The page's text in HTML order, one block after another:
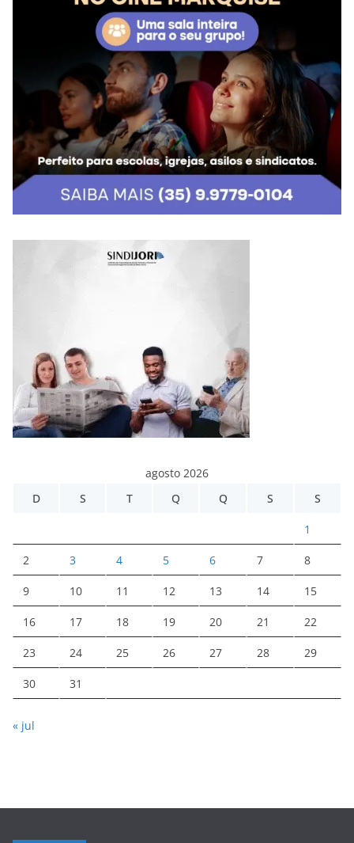
agosto 2026
D
S T Q Q S S
1
2 3 4 5 6 7 8
9 10 11 12 13 14 15
16 17 18 19 20 21 22
23 24 25 26 27 28 29
30 31
« jul